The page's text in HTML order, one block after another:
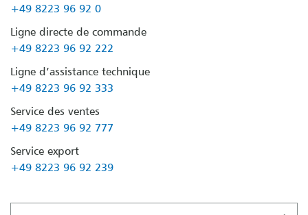
+49 8223 96 92 0
Ligne directe de commande
+49 8223 96 92 222
Ligne d’assistance technique
+49 8223 96 92 333
Service des ventes
+49 8223 96 92 777
Service export
+49 8223 96 92 239